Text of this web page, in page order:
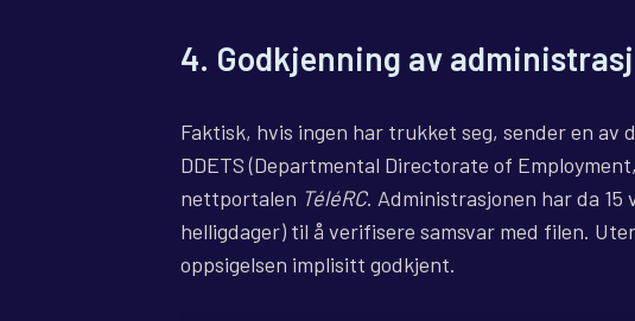
4. Godkjenning av
Faktisk, hvis ingen har trukket seg, sender en av
DDETS (Departmental Directorate of
nettportalen TéléRC. Administrasjonen har da
helligdager) til å verifisere samsvar med filen.
oppsigelsen implisitt godkjent.